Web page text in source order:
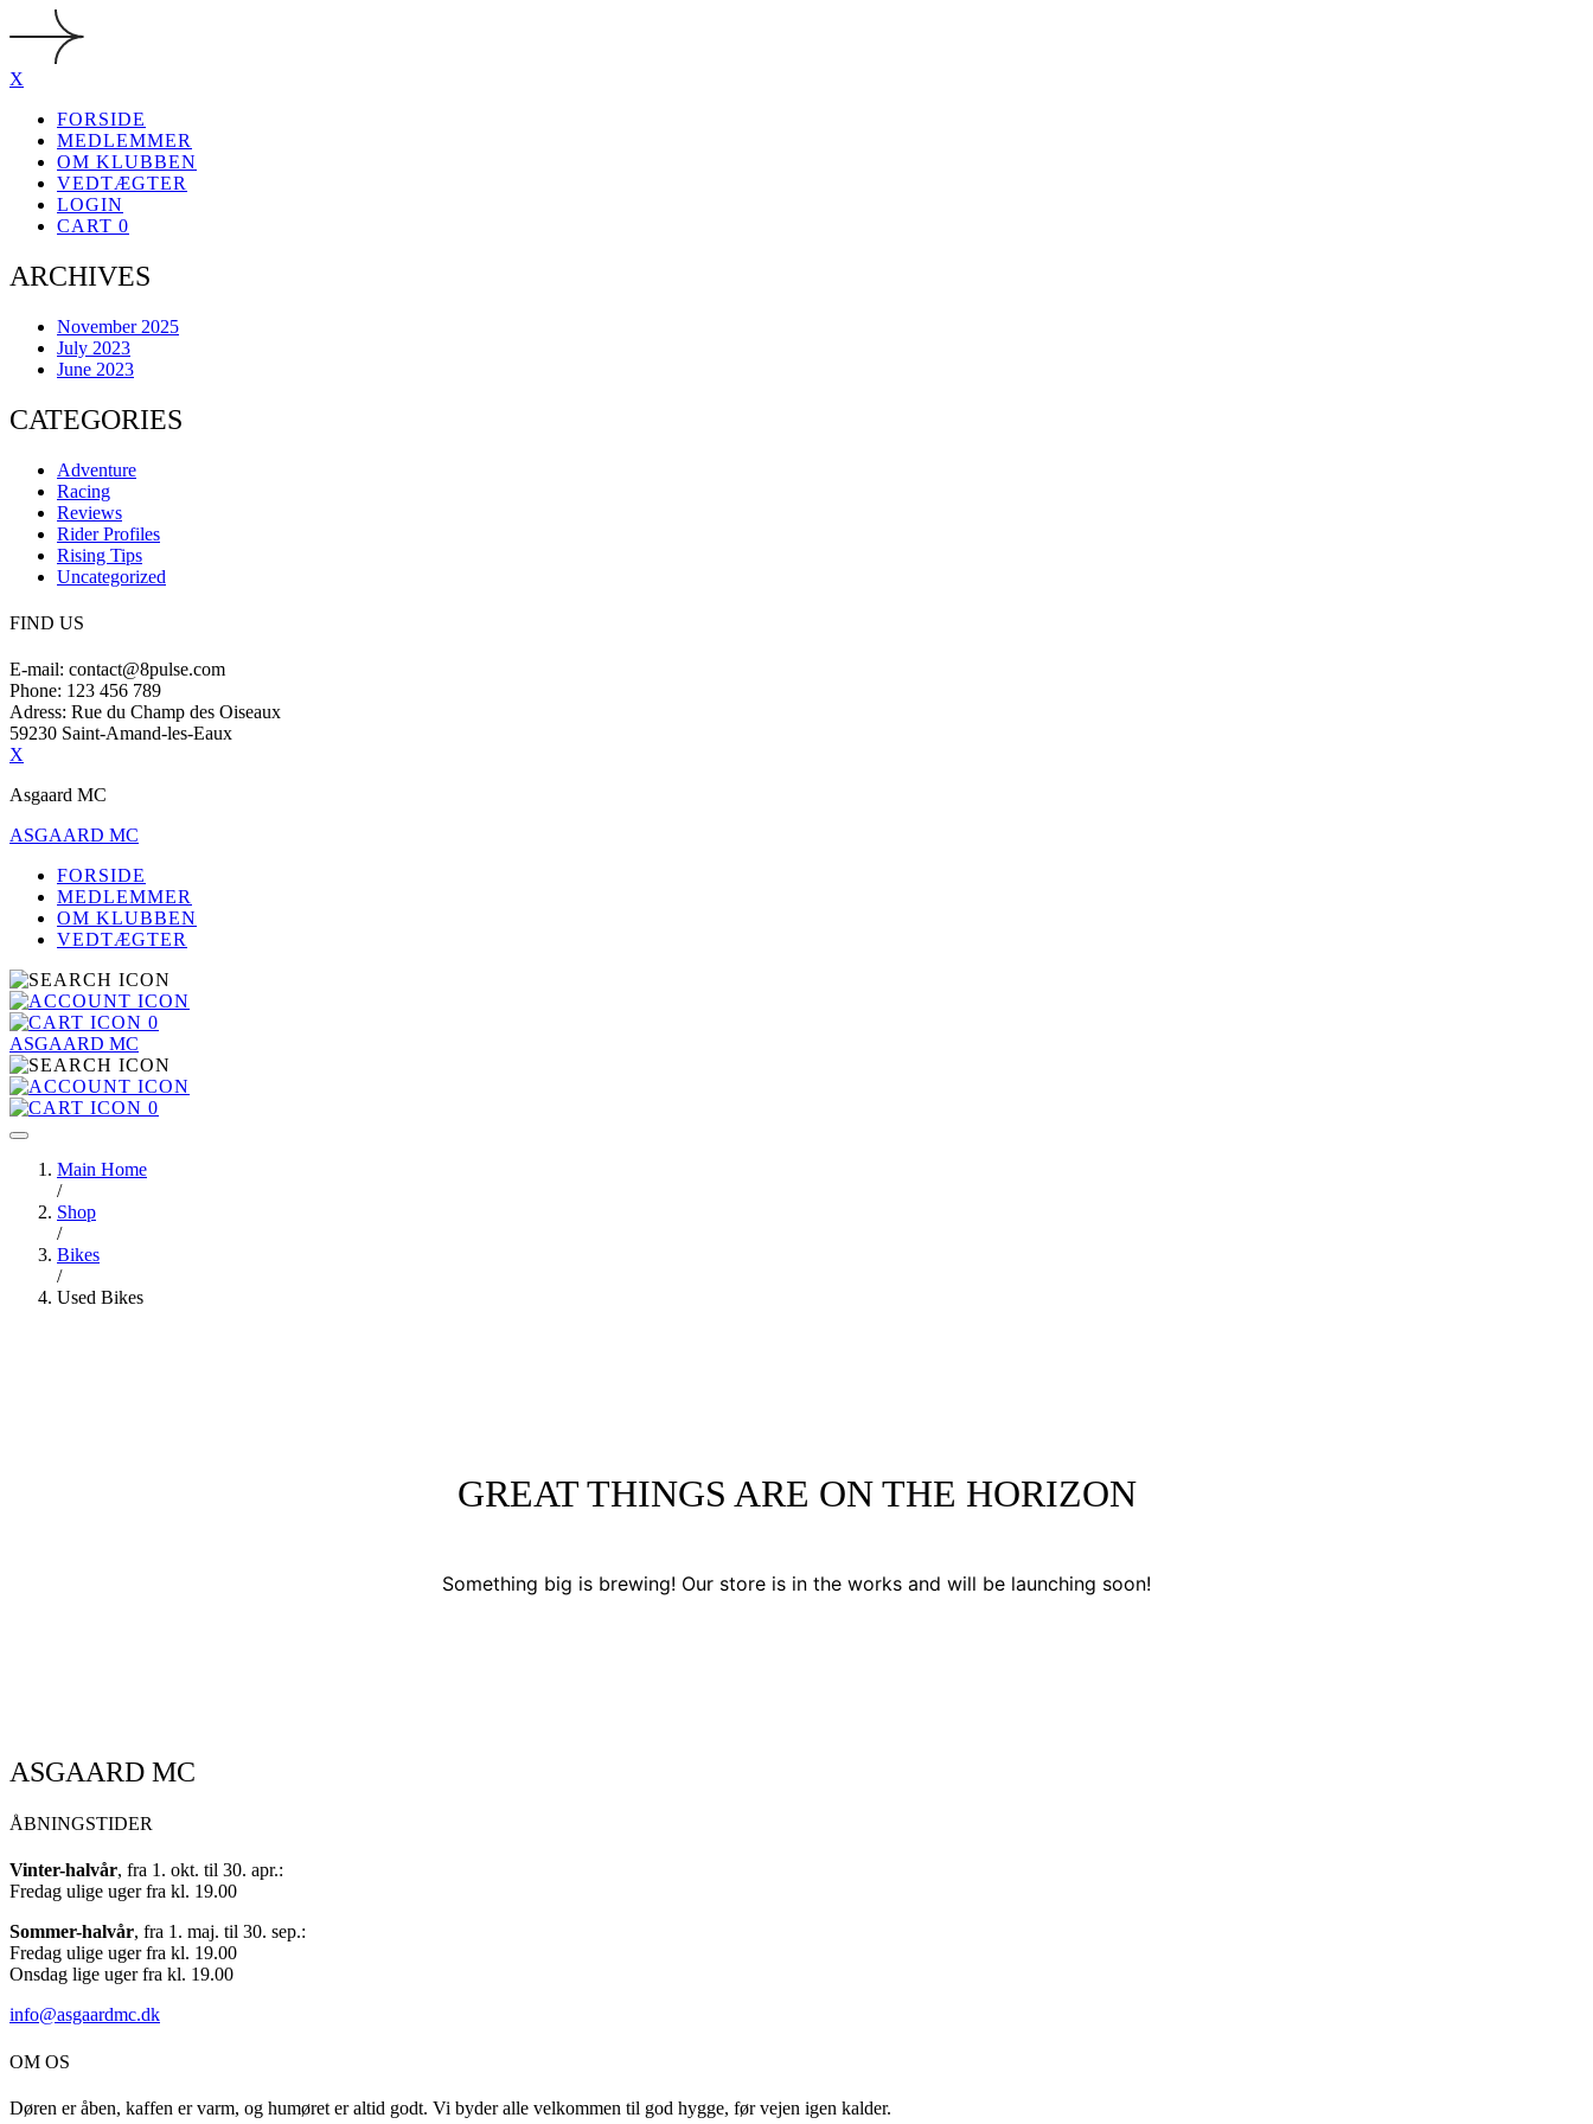
X
FORSIDE
MEDLEMMER
OM KLUBBEN
VEDTÆGTER
LOGIN
CART 0
ARCHIVES
November 2025
July 2023
June 2023
CATEGORIES
Adventure
Racing
Reviews
Rider Profiles
Rising Tips
Uncategorized
FIND US
E-mail: contact@8pulse.com
Phone: 123 456 789
Adress: Rue du Champ des Oiseaux
59230 Saint-Amand-les-Eaux
X
Asgaard MC
ASGAARD MC
FORSIDE
MEDLEMMER
OM KLUBBEN
VEDTÆGTER
0
ASGAARD MC
0
Main Home
/
Shop
/
Bikes
/
Used Bikes
GREAT THINGS ARE ON THE HORIZON
Something big is brewing! Our store is in the works and will be launching soon!
ASGAARD MC
ÅBNINGSTIDER
Vinter-halvår, fra 1. okt. til 30. apr.:
Fredag ulige uger fra kl. 19.00
Sommer-halvår, fra 1. maj. til 30. sep.:
Fredag ulige uger fra kl. 19.00
Onsdag lige uger fra kl. 19.00
info@asgaardmc.dk
OM OS
Døren er åben, kaffen er varm, og humøret er altid godt. Vi byder alle velkommen til god hygge, før vejen igen kalder.